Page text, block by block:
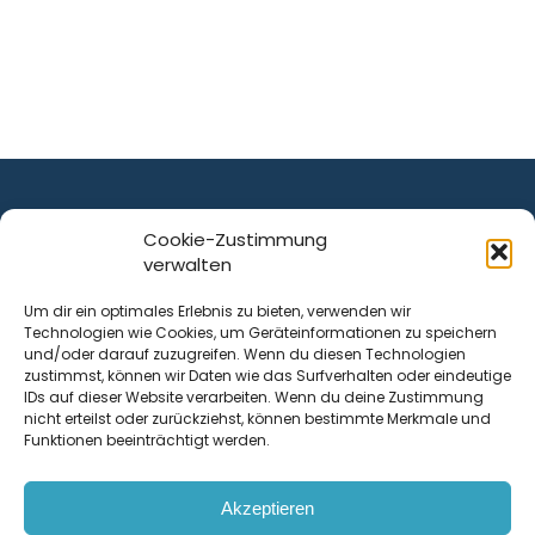
Cookie-Zustimmung
verwalten
Um dir ein optimales Erlebnis zu bieten, verwenden wir
Technologien wie Cookies, um Geräteinformationen zu speichern
und/oder darauf zuzugreifen. Wenn du diesen Technologien
zustimmst, können wir Daten wie das Surfverhalten oder eindeutige
IDs auf dieser Website verarbeiten. Wenn du deine Zustimmung
nicht erteilst oder zurückziehst, können bestimmte Merkmale und
Funktionen beeinträchtigt werden.
Akzeptieren
ist ein Service von
Krenn Real GmbH
Tischlerstraße 12
4050Traun| Österreich
Kontakt